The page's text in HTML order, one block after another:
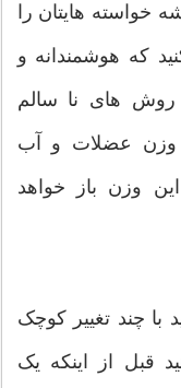
خواسته هایتان را
که هوشمندانه و
های نا سالم
عضلات و آب
وزن باز خواهد
با چند تغییر کوچک
قبل از اینکه یک